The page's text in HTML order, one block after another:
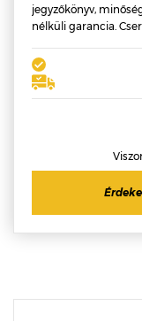
jegyzőkönyv,
nélküli garancia.